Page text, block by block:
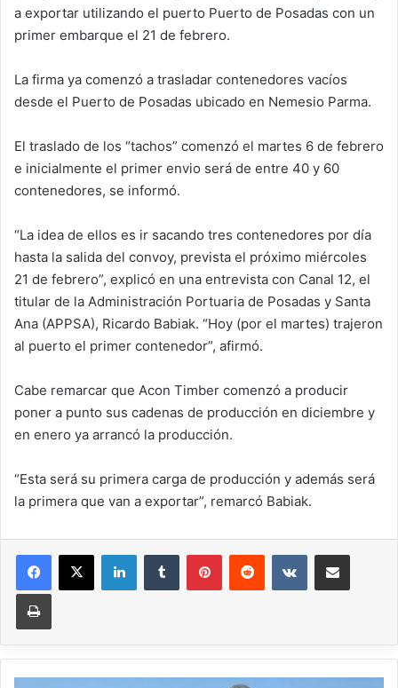
a exportar utilizando el puerto Puerto de Posadas con un
primer embarque el 21 de febrero.
La firma ya comenzó a trasladar contenedores vacíos
desde el Puerto de Posadas ubicado en Nemesio Parma.
El traslado de los “tachos” comenzó el martes 6 de febrero
e inicialmente el primer envio será de entre 40 y 60
contenedores, se informó.
“La idea de ellos es ir sacando tres contenedores por día
hasta la salida del convoy, prevista el próximo miércoles
21 de febrero”, explicó en una entrevista con Canal 12, el
titular de la Administración Portuaria de Posadas y Santa
Ana (APPSA), Ricardo Babiak. “Hoy (por el martes) trajeron
al puerto el primer contenedor”, afirmó.
Cabe remarcar que Acon Timber comenzó a producir
poner a punto sus cadenas de producción en diciembre y
en enero ya arrancó la producción.
“Esta será su primera carga de producción y además será
la primera que van a exportar”, remarcó Babiak.